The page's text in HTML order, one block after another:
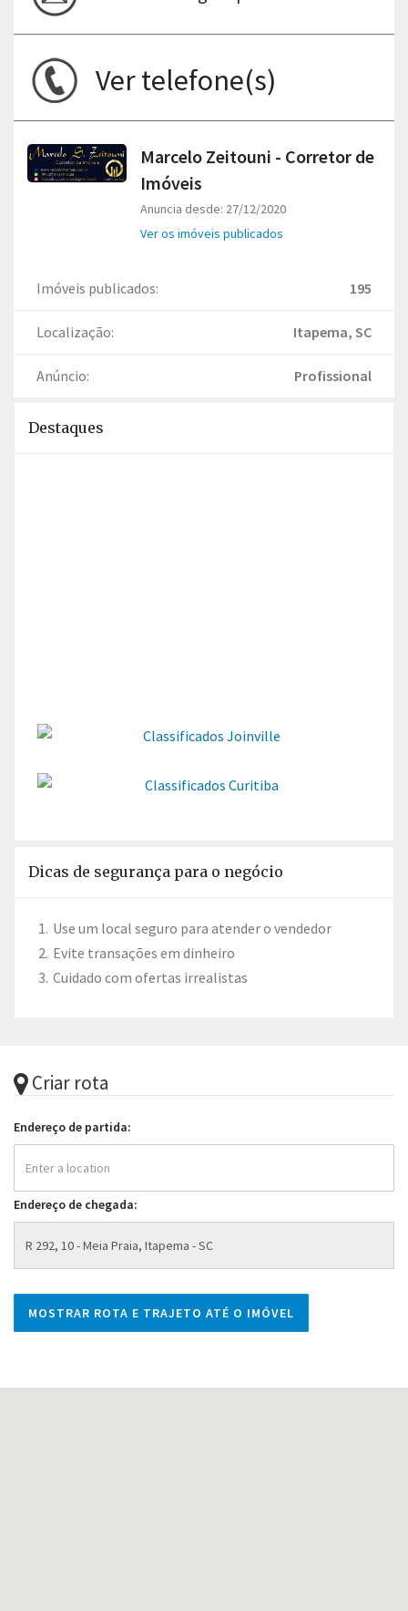
Ver telefone(s)
Marcelo Zeitouni - Corretor de
Imóveis
Anuncia desde: 27/12/2020
Ver os imóveis publicados
Imóveis publicados: 195
Localização: Itapema, SC
Anúncio: Profissional
Destaques
Dicas de segurança para o negócio
Use um local seguro para atender o vendedor
Evite transações em dinheiro
Cuidado com ofertas irrealistas
Criar rota
Endereço de partida:
Endereço de chegada: